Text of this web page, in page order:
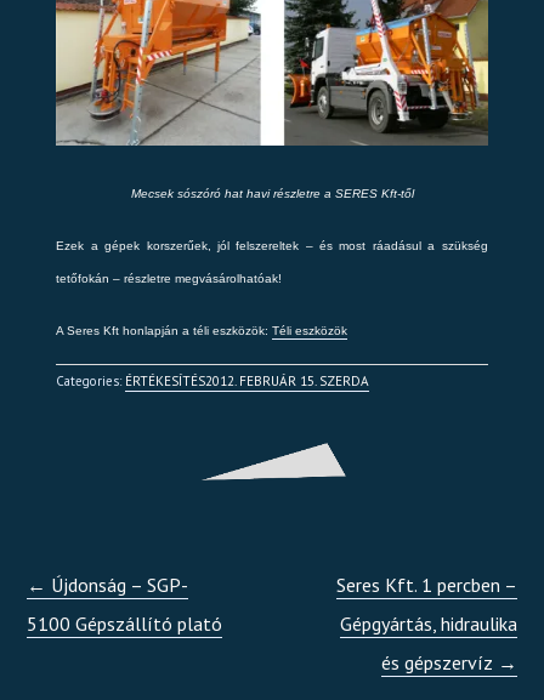
Mecsek sószóró hat havi részletre a SERES Kft-től
Ezek a gépek korszerűek, jól felszereltek – és most ráadásul a szükség
tetőfokán – részletre megvásárolhatóak!
A Seres Kft honlapján a téli eszközök:Téli eszközök
Categories: ÉRTÉKESÍTÉS2012. FEBRUÁR 15. SZERDA
← Újdonság – SGP-
5100 Gépszállító plató
Seres Kft. 1 percben –
Gépgyártás, hidraulika
és gépszervíz →